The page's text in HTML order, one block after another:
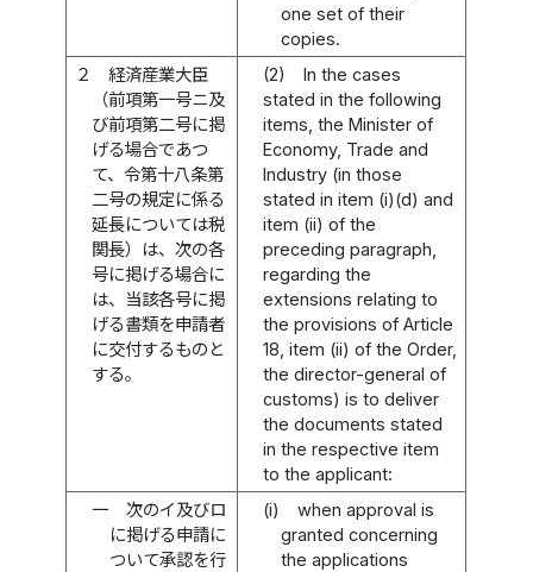
one set of their
copies.
２
経済産業大臣
（前項第一号ニ及
び前項第二号に掲
げる場合であつ
て、令第十八条第
二号の規定に係る
延長については税
関長）は、次の各
号に掲げる場合に
は、当該各号に掲
げる書類を申請者
に交付するものと
する。
(2)
In the cases
stated in the following
items, the Minister of
Economy, Trade and
Industry (in those
stated in item (i)(d) and
item (ii) of the
preceding paragraph,
regarding the
extensions relating to
the provisions of Article
18, item (ii) of the Order,
the director-general of
customs) is to deliver
the documents stated
in the respective item
to the applicant:
一
次のイ及びロ
に掲げる申請に
ついて承認を行
(i)
when approval is
granted concerning
the applications